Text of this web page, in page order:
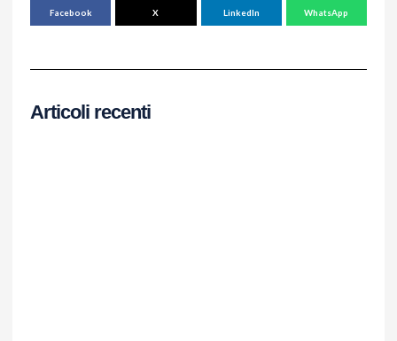
Facebook X LinkedIn WhatsApp
Articoli recenti